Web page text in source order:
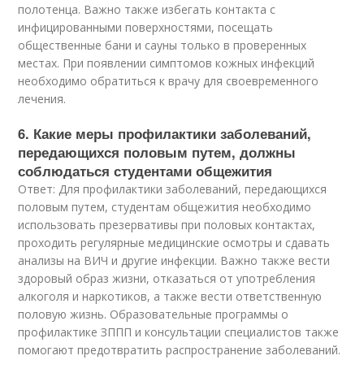
полотенца. Важно также избегать контакта с
инфицированными поверхностями, посещать
общественные бани и сауны только в проверенных
местах. При появлении симптомов кожных инфекций
необходимо обратиться к врачу для своевременного
лечения.
6. Какие меры профилактики заболеваний,
передающихся половым путем, должны
соблюдаться студентами общежития
Ответ: Для профилактики заболеваний, передающихся
половым путем, студентам общежития необходимо
использовать презервативы при половых контактах,
проходить регулярные медицинские осмотры и сдавать
анализы на ВИЧ и другие инфекции. Важно также вести
здоровый образ жизни, отказаться от употребления
алкоголя и наркотиков, а также вести ответственную
половую жизнь. Образовательные программы о
профилактике ЗППП и консультации специалистов также
помогают предотвратить распространение заболеваний.